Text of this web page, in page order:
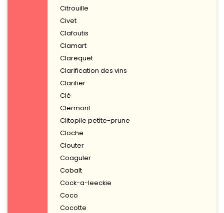
Citrouille
Civet
Clafoutis
Clamart
Clarequet
Clarification des vins
Clarifier
Clé
Clermont
Clitopile petite-prune
Cloche
Clouter
Coaguler
Cobalt
Cock-a-leeckie
Coco
Cocotte